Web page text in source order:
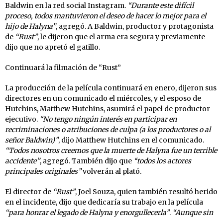
Baldwin en la red social Instagram. “Durante este difícil
proceso, todos mantuvieron el deseo de hacer lo mejor para el
hijo de Halyna”, agregó. A Baldwin, productor y protagonista
de “Rust”, le dijeron que el arma era segura y previamente
dijo que no apretó el gatillo.
Continuará la filmación de “Rust”
La producción de la película continuará en enero, dijeron sus
directores en un comunicado el miércoles, y el esposo de
Hutchins, Matthew Hutchins, asumirá el papel de productor
ejecutivo. “No tengo ningún interés en participar en
recriminaciones o atribuciones de culpa (a los productores o al
señor Baldwin)”, dijo Matthew Hutchins en el comunicado.
“Todos nosotros creemos que la muerte de Halyna fue un terrible
accidente”, agregó. También dijo que “todos los actores
principales originales”volverán al plató.
El director de “Rust”, Joel Souza, quien también resultó herido
en el incidente, dijo que dedicaría su trabajo en la película
“para honrar el legado de Halyna y enorgullecerla”. “Aunque sin